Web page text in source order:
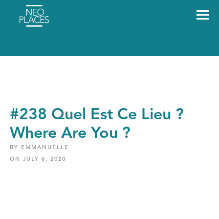
#238 Quel Est Ce Lieu ?
Where Are You ?
BY EMMANUELLE
ON JULY 6, 2020